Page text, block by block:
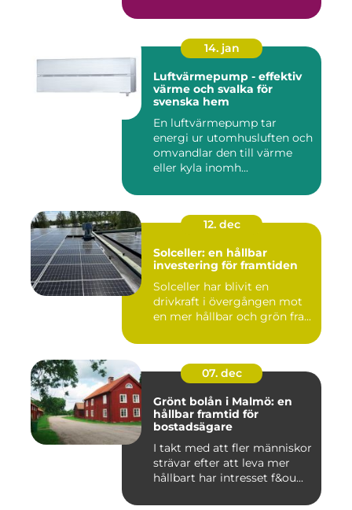
14. jan
Luftvärmepump - effektiv
värme och svalka för
svenska hem
En luftvärmepump tar
energi ur utomhusluften och
omvandlar den till värme
eller kyla inomh...
12. dec
Solceller: en hållbar
investering för framtiden
Solceller har blivit en
drivkraft i övergången mot
en mer hållbar och grön fra...
07. dec
Grönt bolån i Malmö: en
hållbar framtid för
bostadsägare
I takt med att fler människor
strävar efter att leva mer
hållbart har intresset f&ou...